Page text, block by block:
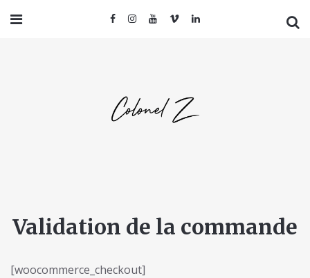
Validation de la commande
[woocommerce_checkout]